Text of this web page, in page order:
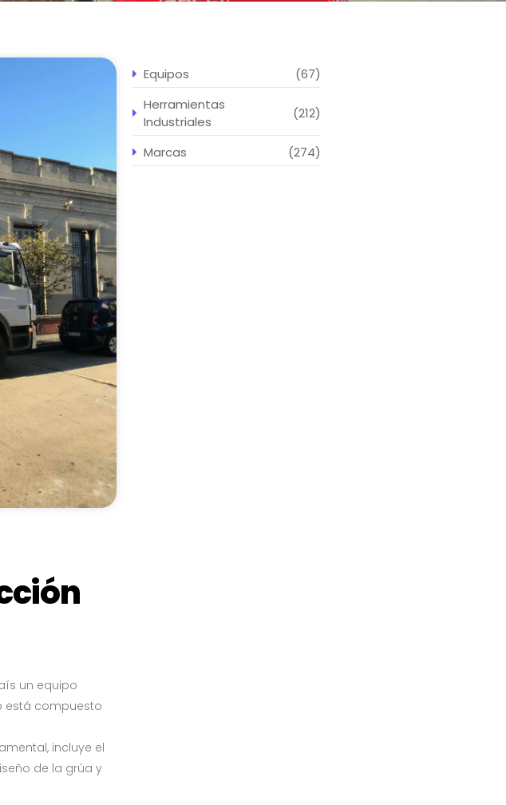
un equipo
está compuesto
incluye el
de la grúa y
Equipos
(67)
Herramientas
Industriales
(212)
Marcas (274)